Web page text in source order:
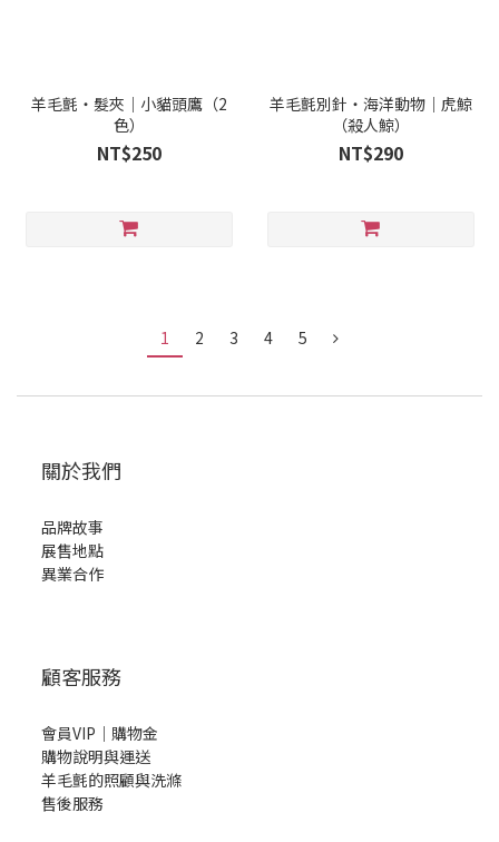
羊毛氈・髮夾｜小貓頭鷹（2
色）
NT$250
羊毛氈別針・海洋動物｜虎鯨
（殺人鯨）
NT$290
1 2 3 4 5
關於我們
品牌故事
展售地點
異業合作
顧客服務
會員VIP｜購物金
購物說明與運送
羊毛氈的照顧與洗滌
售後服務